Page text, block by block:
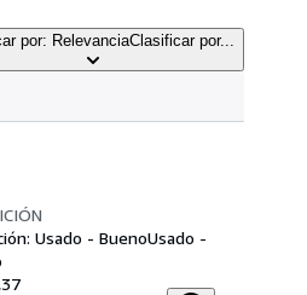
por: RelevanciaClasificar por...
Usado - BuenoUsado -